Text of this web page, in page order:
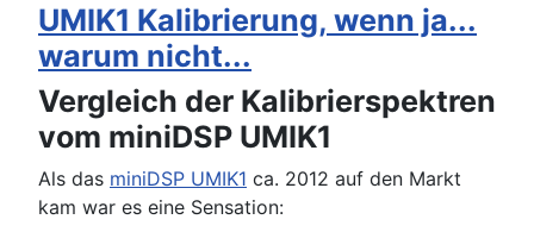
UMIK1 Kalibrierung, wenn ja...
warum nicht...
Vergleich der Kalibrierspektren
vom miniDSP UMIK1
Als das miniDSP UMIK1 ca. 2012 auf den Markt
kam war es eine Sensation: